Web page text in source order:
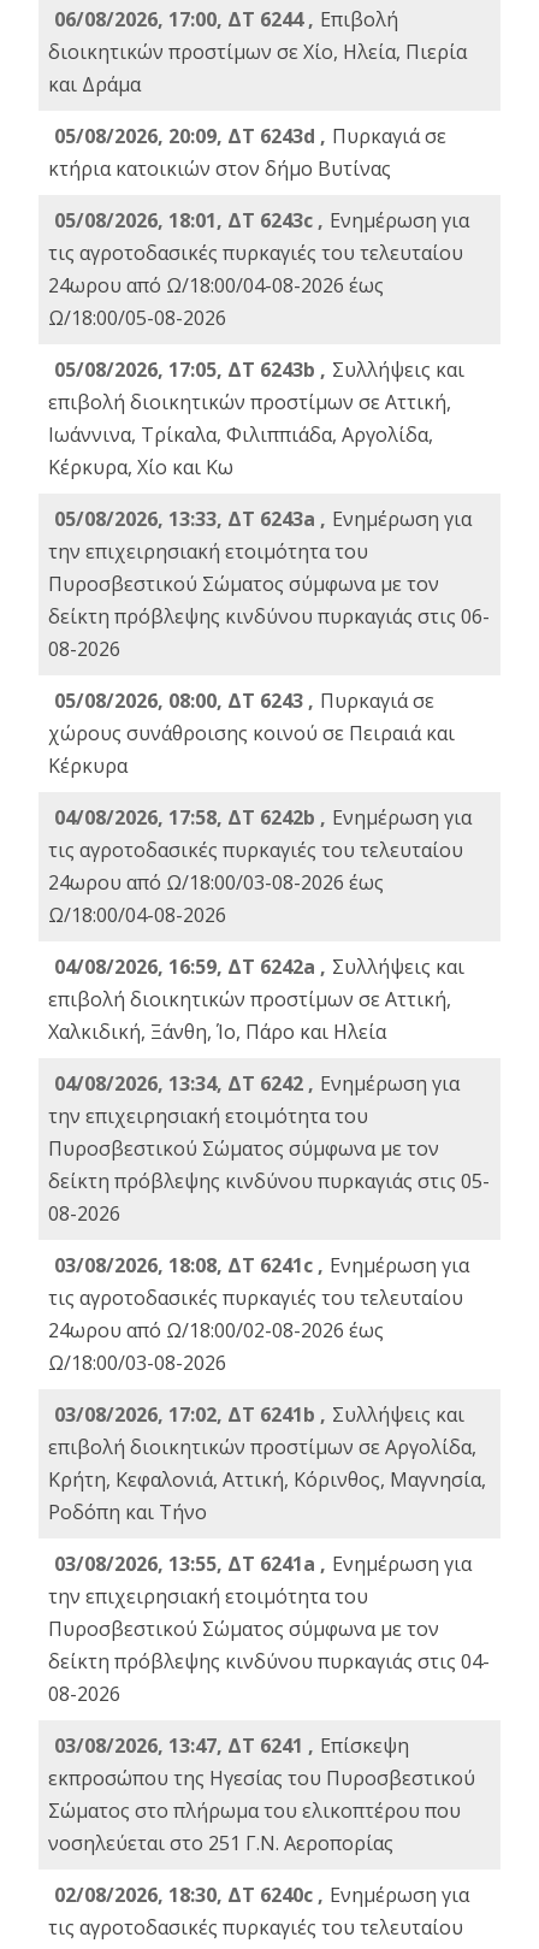
06/08/2026, 17:00, ΔΤ 6244 , Επιβολή
διοικητικών προστίμων σε Χίο, Ηλεία, Πιερία
και Δράμα
05/08/2026, 20:09, ΔΤ 6243d , Πυρκαγιά σε
κτήρια κατοικιών στον δήμο Βυτίνας
05/08/2026, 18:01, ΔΤ 6243c , Ενημέρωση για
τις αγροτοδασικές πυρκαγιές του τελευταίου
24ωρου από Ω/18:00/04-08-2026 έως
Ω/18:00/05-08-2026
05/08/2026, 17:05, ΔΤ 6243b , Συλλήψεις και
επιβολή διοικητικών προστίμων σε Αττική,
Ιωάννινα, Τρίκαλα, Φιλιππιάδα, Αργολίδα,
Κέρκυρα, Χίο και Κω
05/08/2026, 13:33, ΔΤ 6243a , Ενημέρωση για
την επιχειρησιακή ετοιμότητα του
Πυροσβεστικού Σώματος σύμφωνα με τον
δείκτη πρόβλεψης κινδύνου πυρκαγιάς στις 06-
08-2026
05/08/2026, 08:00, ΔΤ 6243 , Πυρκαγιά σε
χώρους συνάθροισης κοινού σε Πειραιά και
Κέρκυρα
04/08/2026, 17:58, ΔΤ 6242b , Ενημέρωση για
τις αγροτοδασικές πυρκαγιές του τελευταίου
24ωρου από Ω/18:00/03-08-2026 έως
Ω/18:00/04-08-2026
04/08/2026, 16:59, ΔΤ 6242a , Συλλήψεις και
επιβολή διοικητικών προστίμων σε Αττική,
Χαλκιδική, Ξάνθη, Ίο, Πάρο και Ηλεία
04/08/2026, 13:34, ΔΤ 6242 , Ενημέρωση για
την επιχειρησιακή ετοιμότητα του
Πυροσβεστικού Σώματος σύμφωνα με τον
δείκτη πρόβλεψης κινδύνου πυρκαγιάς στις 05-
08-2026
03/08/2026, 18:08, ΔΤ 6241c , Ενημέρωση για
τις αγροτοδασικές πυρκαγιές του τελευταίου
24ωρου από Ω/18:00/02-08-2026 έως
Ω/18:00/03-08-2026
03/08/2026, 17:02, ΔΤ 6241b , Συλλήψεις και
επιβολή διοικητικών προστίμων σε Αργολίδα,
Κρήτη, Κεφαλονιά, Αττική, Κόρινθος, Μαγνησία,
Ροδόπη και Τήνο
03/08/2026, 13:55, ΔΤ 6241a , Ενημέρωση για
την επιχειρησιακή ετοιμότητα του
Πυροσβεστικού Σώματος σύμφωνα με τον
δείκτη πρόβλεψης κινδύνου πυρκαγιάς στις 04-
08-2026
03/08/2026, 13:47, ΔΤ 6241 , Επίσκεψη
εκπροσώπου της Ηγεσίας του Πυροσβεστικού
Σώματος στο πλήρωμα του ελικοπτέρου που
νοσηλεύεται στο 251 Γ.Ν. Αεροπορίας
02/08/2026, 18:30, ΔΤ 6240c , Ενημέρωση για
τις αγροτοδασικές πυρκαγιές του τελευταίου